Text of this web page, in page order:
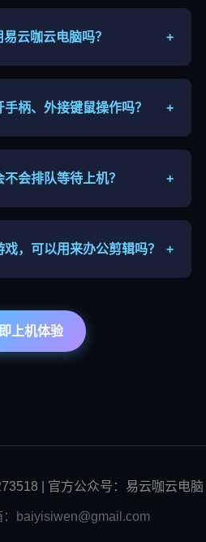
。
云咖云电脑吗？
+
音画、输入正常。
柄、外接键鼠操作吗？
+
操作。
会排队等待上机？
+
短等待时长。
，可以用来办公剪辑吗？
+
上机体验
| 官方公众号：易云咖云电脑
baiyisiwen@gmail.com